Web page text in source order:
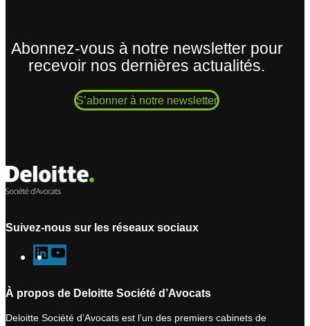
Abonnez-vous à notre newsletter pour
recevoir nos dernières actualités.
S’abonner à notre newsletter
Suivez-nous sur les réseaux sociaux
L
i
k
e
o
T
u
À propos de Deloitte Société d’Avocats
Deloitte Société d’Avocats est l’un des premiers cabinets de